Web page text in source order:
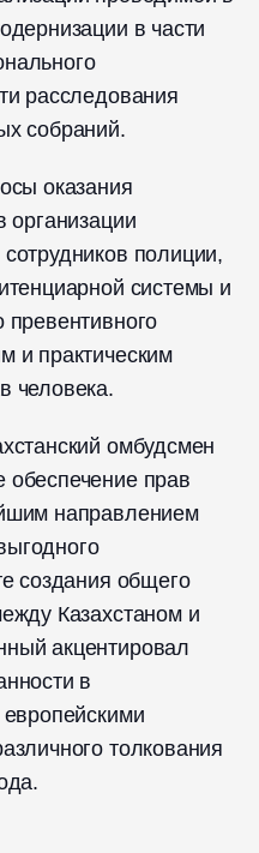
в части
расследования
собраний.
оказания
организации
полиции,
системы и
превентивного
и практическим
человека.
омбудсмен
прав
направлением
создания общего
Казахстаном и
акцентировал
в
европейскими
толкования